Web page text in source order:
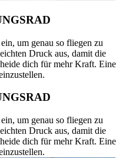
um genau so fliegen zu
Druck aus, damit die
dich für mehr Kraft. Eine
um genau so fliegen zu
Druck aus, damit die
dich für mehr Kraft. Eine